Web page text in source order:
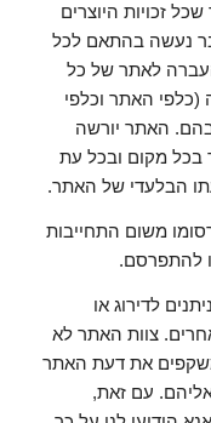
זכויות היוצרים
נעשה בהתאם לכל
לאתר של כל
(כלפי האתר וכלפי
בהם. האתר יורשה
בכל מקום ובכל עת
הבלעדי של האתר.
משום התחייבות
להתפרסם.
לדירוג או
צוות האתר לא
את דעת האתר
עם זאת,